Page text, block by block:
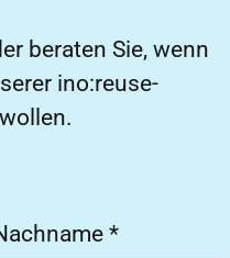
beraten Sie, wenn
ino:reuse-
*